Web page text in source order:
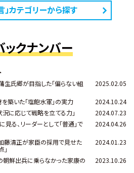
」カテゴリーから探す
クナンバー
生氏郷が目指した「偏らない組
2025.02.05
築いた「塩飽水軍」の実力
2024.10.24
に応じて戦略を立てる力」
2024.07.23
る、リーダーとして「普通」で
2024.04.26
藤清正が家臣の採用で見せた
2024.01.23
朝鮮出兵に乗らなかった家康の
2023.10.26